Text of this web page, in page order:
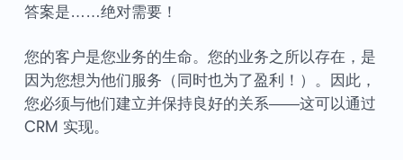
答案是……绝对需要！
您的客户是您业务的生命。您的业务之所以存在，是
因为您想为他们服务（同时也为了盈利！）。因此，
您必须与他们建立并保持良好的关系——这可以通过
CRM 实现。